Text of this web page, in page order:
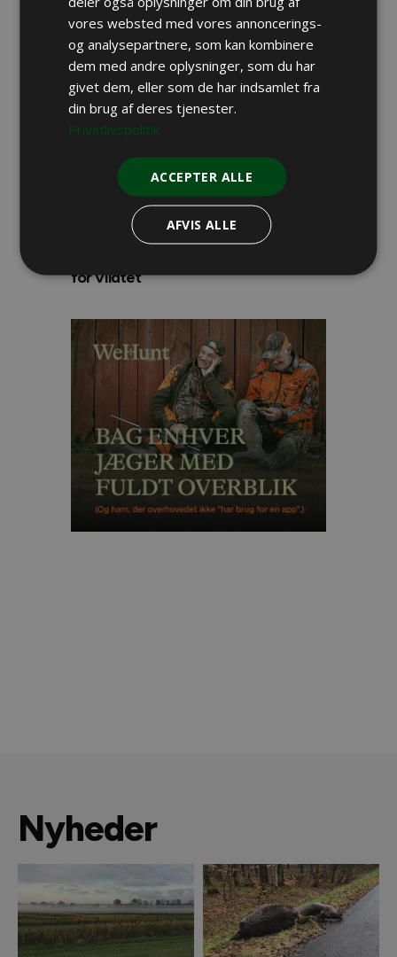
Politikere har fået nok af Danmarks
Naturfredningsforening
Danske nyheder
Rekordmange hjorte påkørt i 2026
JAGT I UDLANDET
Bjørnekvote fordoblet i svensk len
DANSK JAGT
Regulering af rævehvalpe
VILDT & REVIR
for Vildtet
Nyheder
vores websted med vores annoncerings-
og analysepartnere, som kan kombinere
dem med andre oplysninger, som du har
givet dem, eller som de har indsamlet fra
din brug af deres tjenester.
Privatlivspolitik
ACCEPTER ALLE
AFVIS ALLE